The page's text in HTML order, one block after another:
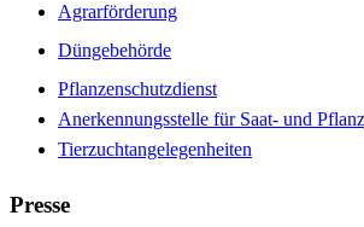
Agrarförderung
Düngebehörde
Pflanzenschutzdienst
Anerkennungsstelle für Saat- und
Tierzuchtangelegenheiten
Presse